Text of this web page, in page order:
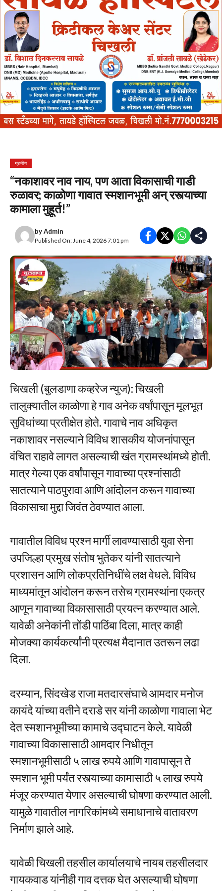
ग्रामीण
“नकाशावर नाव नाय, पण आता विकासाची गाडी
रुळावर; काळोणा गावात स्मशानभूमी अन् रस्त्याच्या
कामाला मुहूर्त!”
byAdmin
Published On: June 4, 2026 7:01 pm
चिखली (बुलडाणा कव्हरेज न्युज): चिखली
तालुक्यातील काळोणा हे गाव अनेक वर्षांपासून मूलभूत
सुविधांच्या प्रतीक्षेत होते. गावाचे नाव अधिकृत
नकाशावर नसल्याने विविध शासकीय योजनांपासून
वंचित राहावे लागत असल्याची खंत ग्रामस्थांमध्ये होती.
मात्र गेल्या एक वर्षांपासून गावाच्या प्रश्नांसाठी
सातत्याने पाठपुरावा आणि आंदोलन करून गावाच्या
विकासाचा मुद्दा जिवंत ठेवण्यात आला.
गावातील विविध प्रश्न मार्गी लावण्यासाठी युवा सेना
उपजिल्हा प्रमुख संतोष भुतेकर यांनी सातत्याने
प्रशासन आणि लोकप्रतिनिधींचे लक्ष वेधले. विविध
माध्यमांतून आंदोलन करून तसेच ग्रामस्थांना एकत्र
आणून गावाच्या विकासासाठी प्रयत्न करण्यात आले.
यावेळी अनेकांनी तोंडी पाठिंबा दिला, मात्र काही
मोजक्या कार्यकर्त्यांनी प्रत्यक्ष मैदानात उतरून लढा
दिला.
दरम्यान, सिंदखेड राजा मतदारसंघाचे आमदार मनोज
कायंदे यांच्या वतीने दराडे सर यांनी काळोणा गावाला भेट
देत स्मशानभूमीच्या कामाचे उद्घाटन केले. यावेळी
गावाच्या विकासासाठी आमदार निधीतून
स्मशानभूमीसाठी ५ लाख रुपये आणि गावापासून ते
स्मशान भूमी पर्यंत रस्त्याच्या कामासाठी ५ लाख रुपये
मंजूर करण्यात येणार असल्याची घोषणा करण्यात आली.
यामुळे गावातील नागरिकांमध्ये समाधानाचे वातावरण
निर्माण झाले आहे.
यावेळी चिखली तहसील कार्यालयाचे नायब तहसीलदार
गायकवाड यांनीही गाव दत्तक घेत असल्याची घोषणा